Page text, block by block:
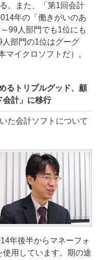
。また、「第1回会計
年の「働きがいのあ
99人部門でも1位にも
部門の1位はグーグ
マイクロソフトだ）。
るトリプルグッド、顧
会計」に移行
た会計ソフトについて
年後半からマネーフォ
用しています。期の途